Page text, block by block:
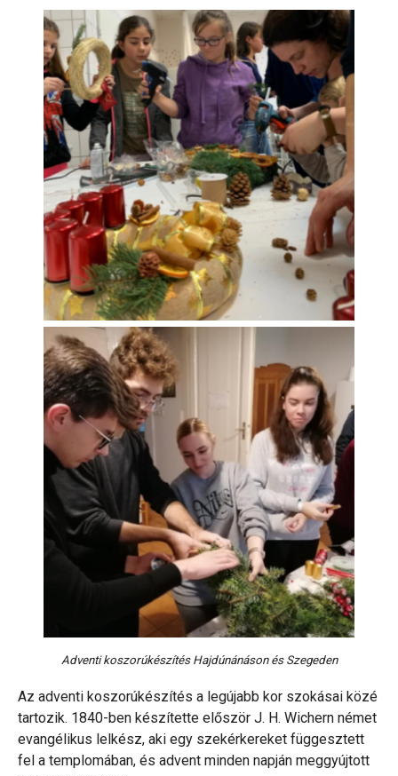
Adventi koszorúkészítés Hajdúnánáson és Szegeden
Az adventi koszorúkészítés a legújabb kor szokásai közé
tartozik. 1840-ben készítette először J. H. Wichern német
evangélikus lelkész, aki egy szekérkereket függesztett
fel a templomában, és advent minden napján meggyújtott